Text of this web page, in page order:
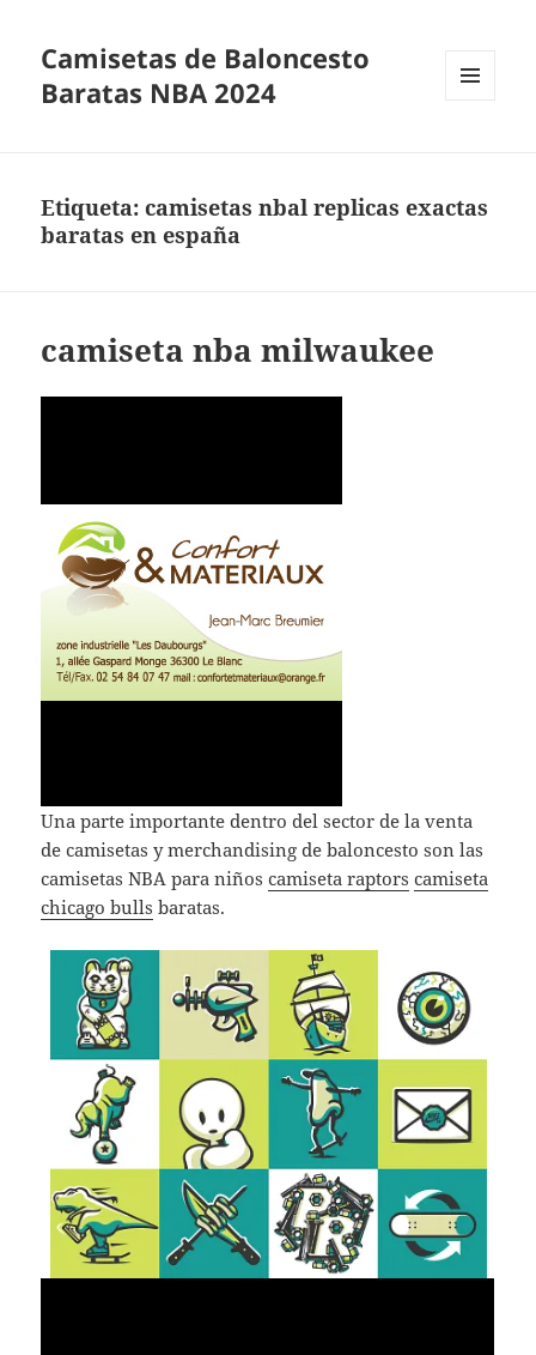
Camisetas de Baloncesto
Baratas NBA 2024
Etiqueta:camisetas nbal replicas exactas
baratas en españa
camiseta nba milwaukee
Una parte importante dentro del sector de la venta
de camisetas y merchandising de baloncesto son las
camisetas NBA para niñoscamiseta raptors camiseta
chicago bulls baratas.